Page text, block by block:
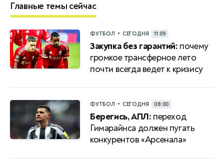
Главные темы сейчас
ФУТБОЛ • СЕГОДНЯ 11:09
Закупка без гарантий: почему
громкое трансферное лето
почти всегда ведет к кризису
ФУТБОЛ • СЕГОДНЯ 08:00
Берегись, АПЛ: переход
Гимарайнса должен пугать
конкурентов «Арсенала»